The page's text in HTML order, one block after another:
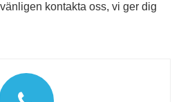
kontakta oss, vi ger dig